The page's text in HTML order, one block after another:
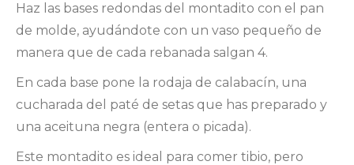
Haz las bases redondas del montadito con el pan
de molde, ayudándote con un vaso pequeño de
manera que de cada rebanada salgan 4.
En cada base pone la rodaja de calabacín, una
cucharada del paté de setas que has preparado y
una aceituna negra (entera o picada).
Este montadito es ideal para comer tibio, pero